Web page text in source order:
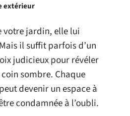
extérieur
votre jardin, elle lui
il suffit parfois d’un
judicieux pour révéler
sombre. Chaque
devenir un espace à
condamnée à l’oubli.